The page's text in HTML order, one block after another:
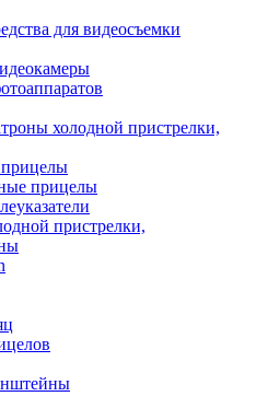
для видеосъемки
холодной пристрелки,
прицелы
пристрелки,